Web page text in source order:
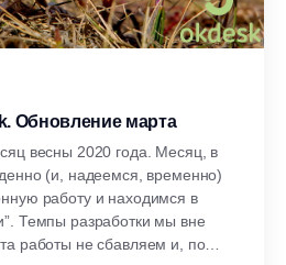
Обновление марта
весны 2020 года. Месяц, в
(и, надеемся, временно)
работу и находимся в
Темпы разработки мы вне
работы не сбавляем и, по